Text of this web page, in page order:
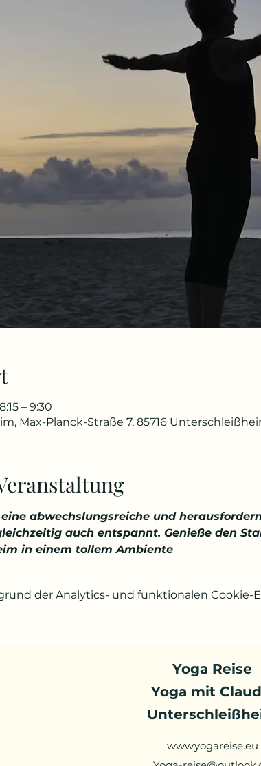
– 9:30
Max-Planck-Straße 7, 85716
abwechslungsreiche und
auch entspannt. Genieße den
in einem tollem Ambiente
der Analytics- und funktionalen Cookie-
Yoga Reise
Yoga mit
www.yogareise.eu